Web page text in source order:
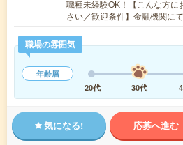
職種未経験OK！【こんな方
さい／歓迎条件】金融機関に
職場の雰囲気
年齢層
20代
30代
気になる! 応募へ進む